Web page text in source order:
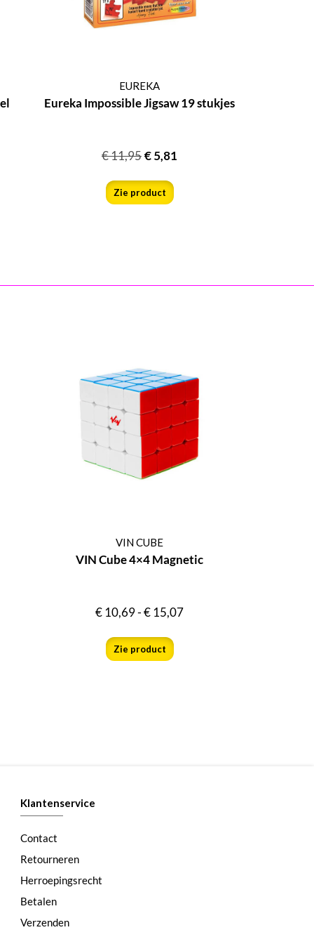
EUREKA
Eureka Impossible Jigsaw 19 stukjes
€11,95€5,81
Zie product
VIN CUBE
VIN Cube 4×4 Magnetic
€10,69-€15,07
Zie product
Klantenservice
Contact
Retourneren
Herroepingsrecht
Betalen
Verzenden